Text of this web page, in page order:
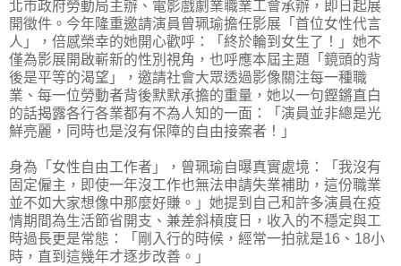
北市政府勞動局主辦、電影戲劇業職業工會承辦，即日起展
開徵件。今年隆重邀請演員曾珮瑜擔任影展「首位女性代言
人」，倍感榮幸的她開心歡呼：「終於輪到女生了！」她不
僅為影展開啟嶄新的性別視角，也呼應本屆主題「鏡頭的背
後是平等的渴望」，邀請社會大眾透過影像關注每一種職
業、每一位勞動者背後默默承擔的重量，她以一句鏗鏘直白
的話揭露各行各業都有不為人知的一面：「演員並非總是光
鮮亮麗，同時也是沒有保障的自由接案者！」
身為「女性自由工作者」，曾珮瑜自曝真實處境：「我沒有
固定僱主，即使一年沒工作也無法申請失業補助，這份職業
並不如大家想像中那麼好賺。」她提到自己和許多演員在疫
情期間為生活節省開支、兼差斜槓度日，收入的不穩定與工
時過長更是常態：「剛入行的時候，經常一拍就是16、18小
時，直到這幾年才逐步改善。」